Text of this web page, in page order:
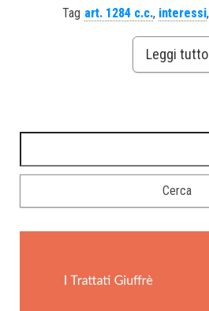
Tag art. 1284 c.c., interessi,
Leggi tutto